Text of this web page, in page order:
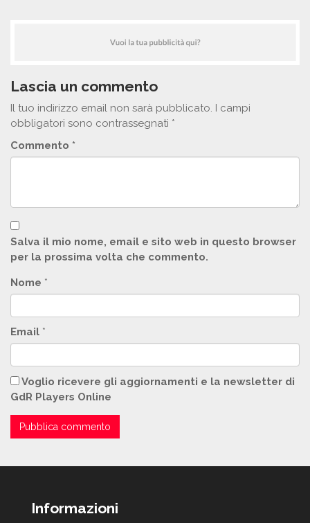
Lascia un commento
Il tuo indirizzo email non sarà pubblicato. I campi
obbligatori sono contrassegnati *
Commento *
Salva il mio nome, email e sito web in questo browser
per la prossima volta che commento.
Nome *
Email *
Voglio ricevere gli aggiornamenti e la newsletter di
GdR Players Online
Informazioni